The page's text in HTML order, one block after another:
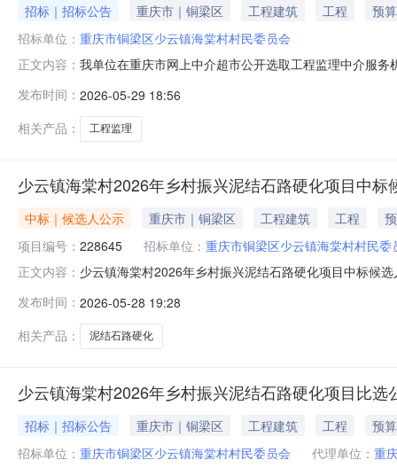
招标｜招标公告 重庆市｜铜梁区 工程建筑 工程
预
招标单位： 重庆市铜梁区少云镇海棠村村民委员会
正文内容： 我单位在重庆市网上中介超市公开选取工程监理中介服
务事项所需服务类型工程监理服务内容少云镇海棠村
政主管部门颁发的有效的监理单位相关资质
发布时间： 2026-05-29 18:56
相关产品：
工程监理
少云镇海棠村2026年乡村振兴泥结石路硬化项目中标
中标｜候选人公示 重庆市｜铜梁区 工程建筑 工程
项目编号： 228645 招标单位： 重庆市铜梁区少云镇海棠村村民委
正文内容： 少云镇海棠村2026年乡村振兴泥结石路硬化项目中标候
联系电话15826011193招标代理机构重庆满亿工程咨询
发布时间： 2026-05-28 19:28
相关产品：
泥结石路硬化
少云镇海棠村2026年乡村振兴泥结石路硬化项目比选
招标｜招标公告 重庆市｜铜梁区 工程建筑 工程
预
招标单位： 重庆市铜梁区少云镇海棠村村民委员会 代理单位： 重